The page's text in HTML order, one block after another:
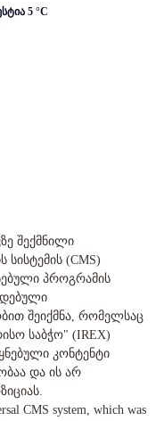
5 °C
შექმნილი
სისტემის (CMS)
პროგრამის
შეიქმნა, რომელსაც
საბჭო" (IREX)
კონტენტი
და ის არ
CMS system, which was